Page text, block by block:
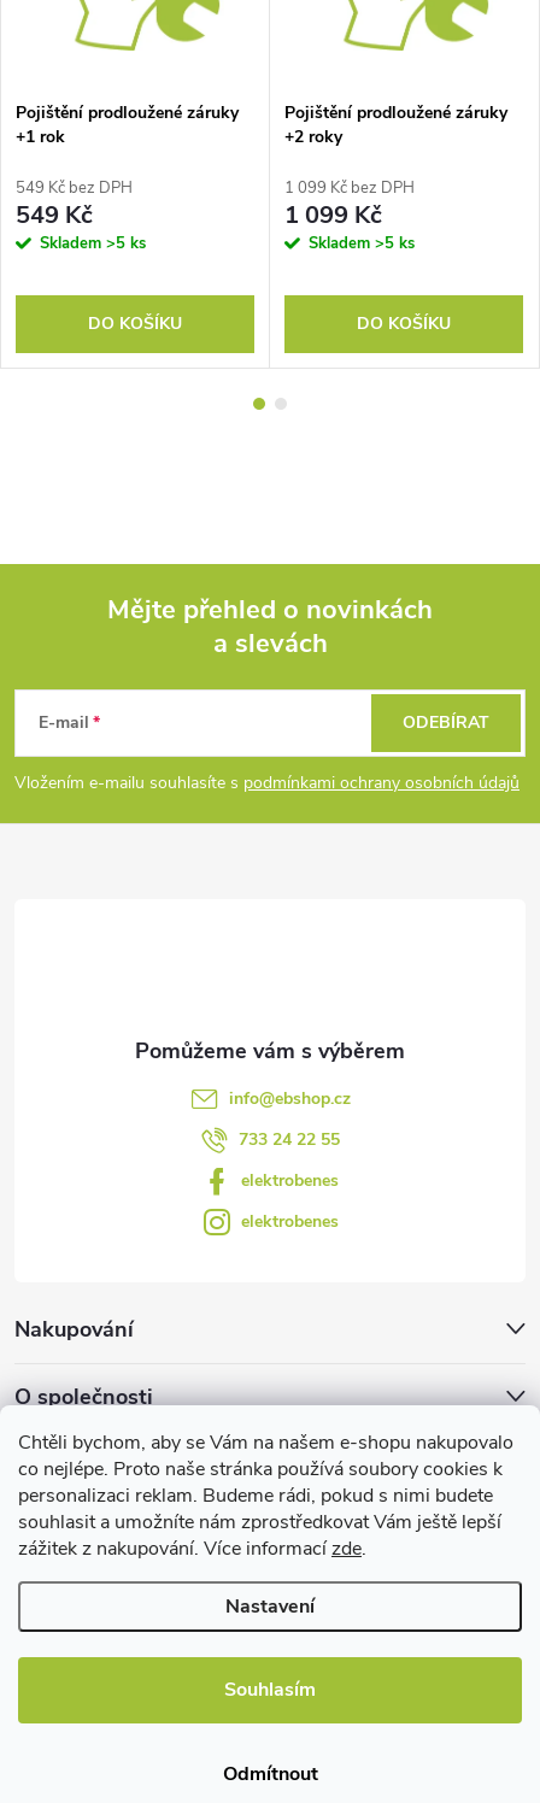
Chtěli bychom, aby se Vám na našem e-shopu nakupovalo
co nejlépe. Proto naše stránka používá soubory cookies k
personalizaci reklam. Budeme rádi, pokud s nimi budete
souhlasit a umožníte nám zprostředkovat Vám ještě lepší
zážitek z nakupování. Více informacízde.
Nastavení
Souhlasím
Odmítnout
Pojištění prodloužené záruky
+1 rok
549 Kč bez DPH
549 Kč
Skladem >5 ks
DO KOŠÍKU
Pojištění prodloužené záruky
+2 roky
1 099 Kč bez DPH
1 099 Kč
Skladem >5 ks
DO KOŠÍKU
p
a
Mějte přehled o novinkách
a slevách
E-mail
Vložením e-mailu souhlasíte s podmínkami ochrany osobních údajů
ODEBÍRAT
Nakupování
O společnosti
Facebook
info@ebshop.cz
733 24 22 55
elektrobenes
elektrobenes
Užitečné informace